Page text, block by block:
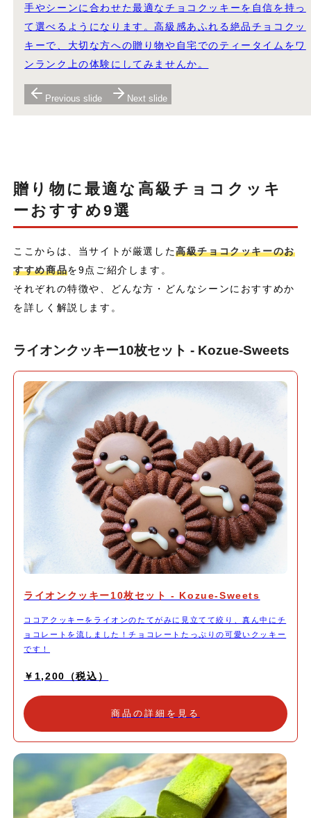
手やシーンに合わせた最適なチョコクッキーを自信を持っ
て選べるようになります。高級感あふれる絶品チョコクッ
キーで、大切な方への贈り物や自宅でのティータイムをワ
ンランク上の体験にしてみませんか。
Previous slide Next slide
贈り物に最適な高級チョコクッキ
ーおすすめ9選
ここからは、当サイトが厳選した高級チョコクッキーのお
すすめ商品を9点ご紹介します。
それぞれの特徴や、どんな方・どんなシーンにおすすめか
を詳しく解説します。
ライオンクッキー10枚セット - Kozue-Sweets
ライオンクッキー10枚セット - Kozue-Sweets
ココアクッキーをライオンのたてがみに見立てて絞り、真ん中にチ
ョコレートを流しました！チョコレートたっぷりの可愛いクッキー
です！
￥1,200（税込）
商品の詳細を見る